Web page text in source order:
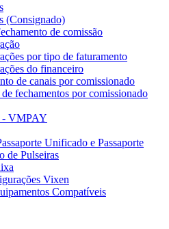
(Consignado)
de comissão
por tipo de faturamento
do financeiro
de canais por comissionado
fechamentos por comissionado
- VMPAY
Unificado e Passaporte
de Pulseiras
Vixen
Compatíveis